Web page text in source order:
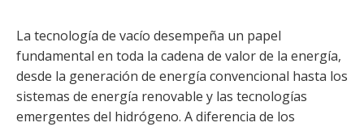
La tecnología de vacío desempeña un papel
fundamental en toda la cadena de valor de la energía,
desde la generación de energía convencional hasta los
sistemas de energía renovable y las tecnologías
emergentes del hidrógeno. A diferencia de los